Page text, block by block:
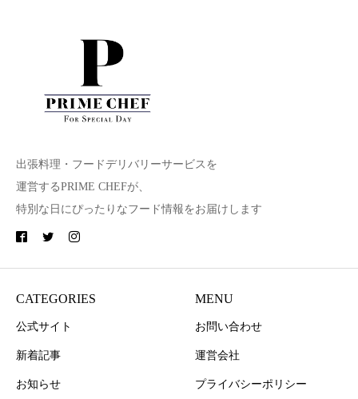
出張料理・フードデリバリーサービスを
運営するPRIME CHEFが、
特別な日にぴったりなフード情報をお届けします
CATEGORIES
公式サイト
新着記事
お知らせ
MENU
お問い合わせ
運営会社
プライバシーポリシー